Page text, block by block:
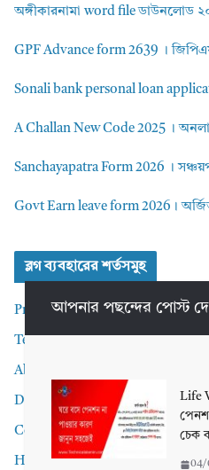
অঙ্গীকারনামা word file ডাউনলোড
GPF Advance form 2639 ।
Sonali bank personal loan
A Challan New Code 2025 ।
Sanchayapatra Form 2026 ।
Govt Earn leave form 2026।
ব্লগ ব্যবহারের শর্তসমুহ
Privacy Policy
Terms and Conditions
About me
Disclaimer
Contact Me
Home
আপনার পছন্দের পোস্ট
Life
চেক
04/